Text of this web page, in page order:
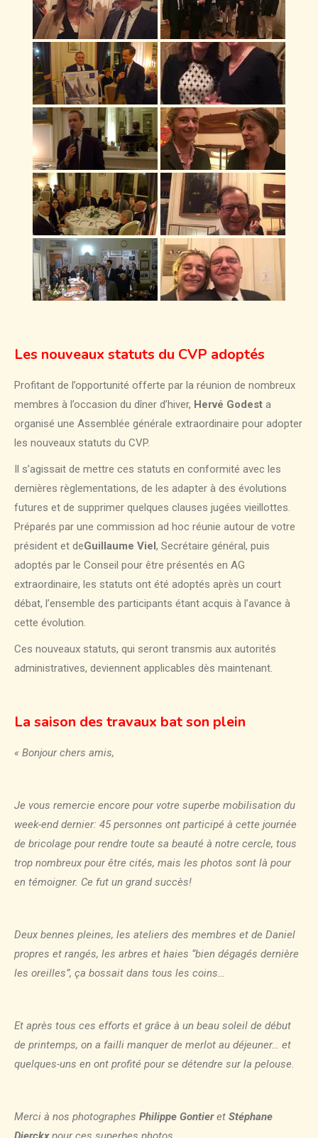
Les nouveaux statuts du CVP adoptés
Profitant de l’opportunité offerte par la réunion de nombreux
membres à l’occasion du dîner d’hiver, Hervé Godest a
organisé une Assemblée générale extraordinaire pour adopter
les nouveaux statuts du CVP.
Il s’agissait de mettre ces statuts en conformité avec les
dernières règlementations, de les adapter à des évolutions
futures et de supprimer quelques clauses jugées vieillottes.
Préparés par une commission ad hoc réunie autour de votre
président et deGuillaume Viel, Secrétaire général, puis
adoptés par le Conseil pour être présentés en AG
extraordinaire, les statuts ont été adoptés après un court
débat, l’ensemble des participants étant acquis à l’avance à
cette évolution.
Ces nouveaux statuts, qui seront transmis aux autorités
administratives, deviennent applicables dès maintenant.
La saison des travaux bat son plein
« Bonjour chers amis,
Je vous remercie encore pour votre superbe mobilisation du
week-end dernier: 45 personnes ont participé à cette journée
de bricolage pour rendre toute sa beauté à notre cercle, tous
trop nombreux pour être cités, mais les photos sont là pour
en témoigner. Ce fut un grand succès!
Deux bennes pleines, les ateliers des membres et de Daniel
propres et rangés, les arbres et haies “bien dégagés dernière
les oreilles”, ça bossait dans tous les coins…
Et après tous ces efforts et grâce à un beau soleil de début
de printemps, on a failli manquer de merlot au déjeuner… et
quelques-uns en ont profité pour se détendre sur la pelouse.
Merci à nos photographes Philippe Gontieret Stéphane